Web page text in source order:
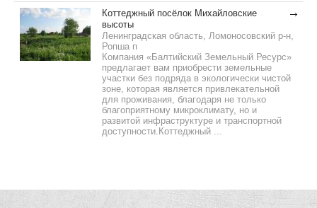
Коттеджный посёлок Михайловские
высоты
Ленинградская область, Ломоносовский р-н,
Ропша п
Компания «Балтийский Земельный Ресурс»
предлагает вам приобрести земельные
участки без подряда в экологически чистой
зоне, которая является привлекательной
для проживания, благодаря не только
благоприятному микроклимату, но и
развитой инфраструктуре и транспортной
доступности.Коттеджный ...